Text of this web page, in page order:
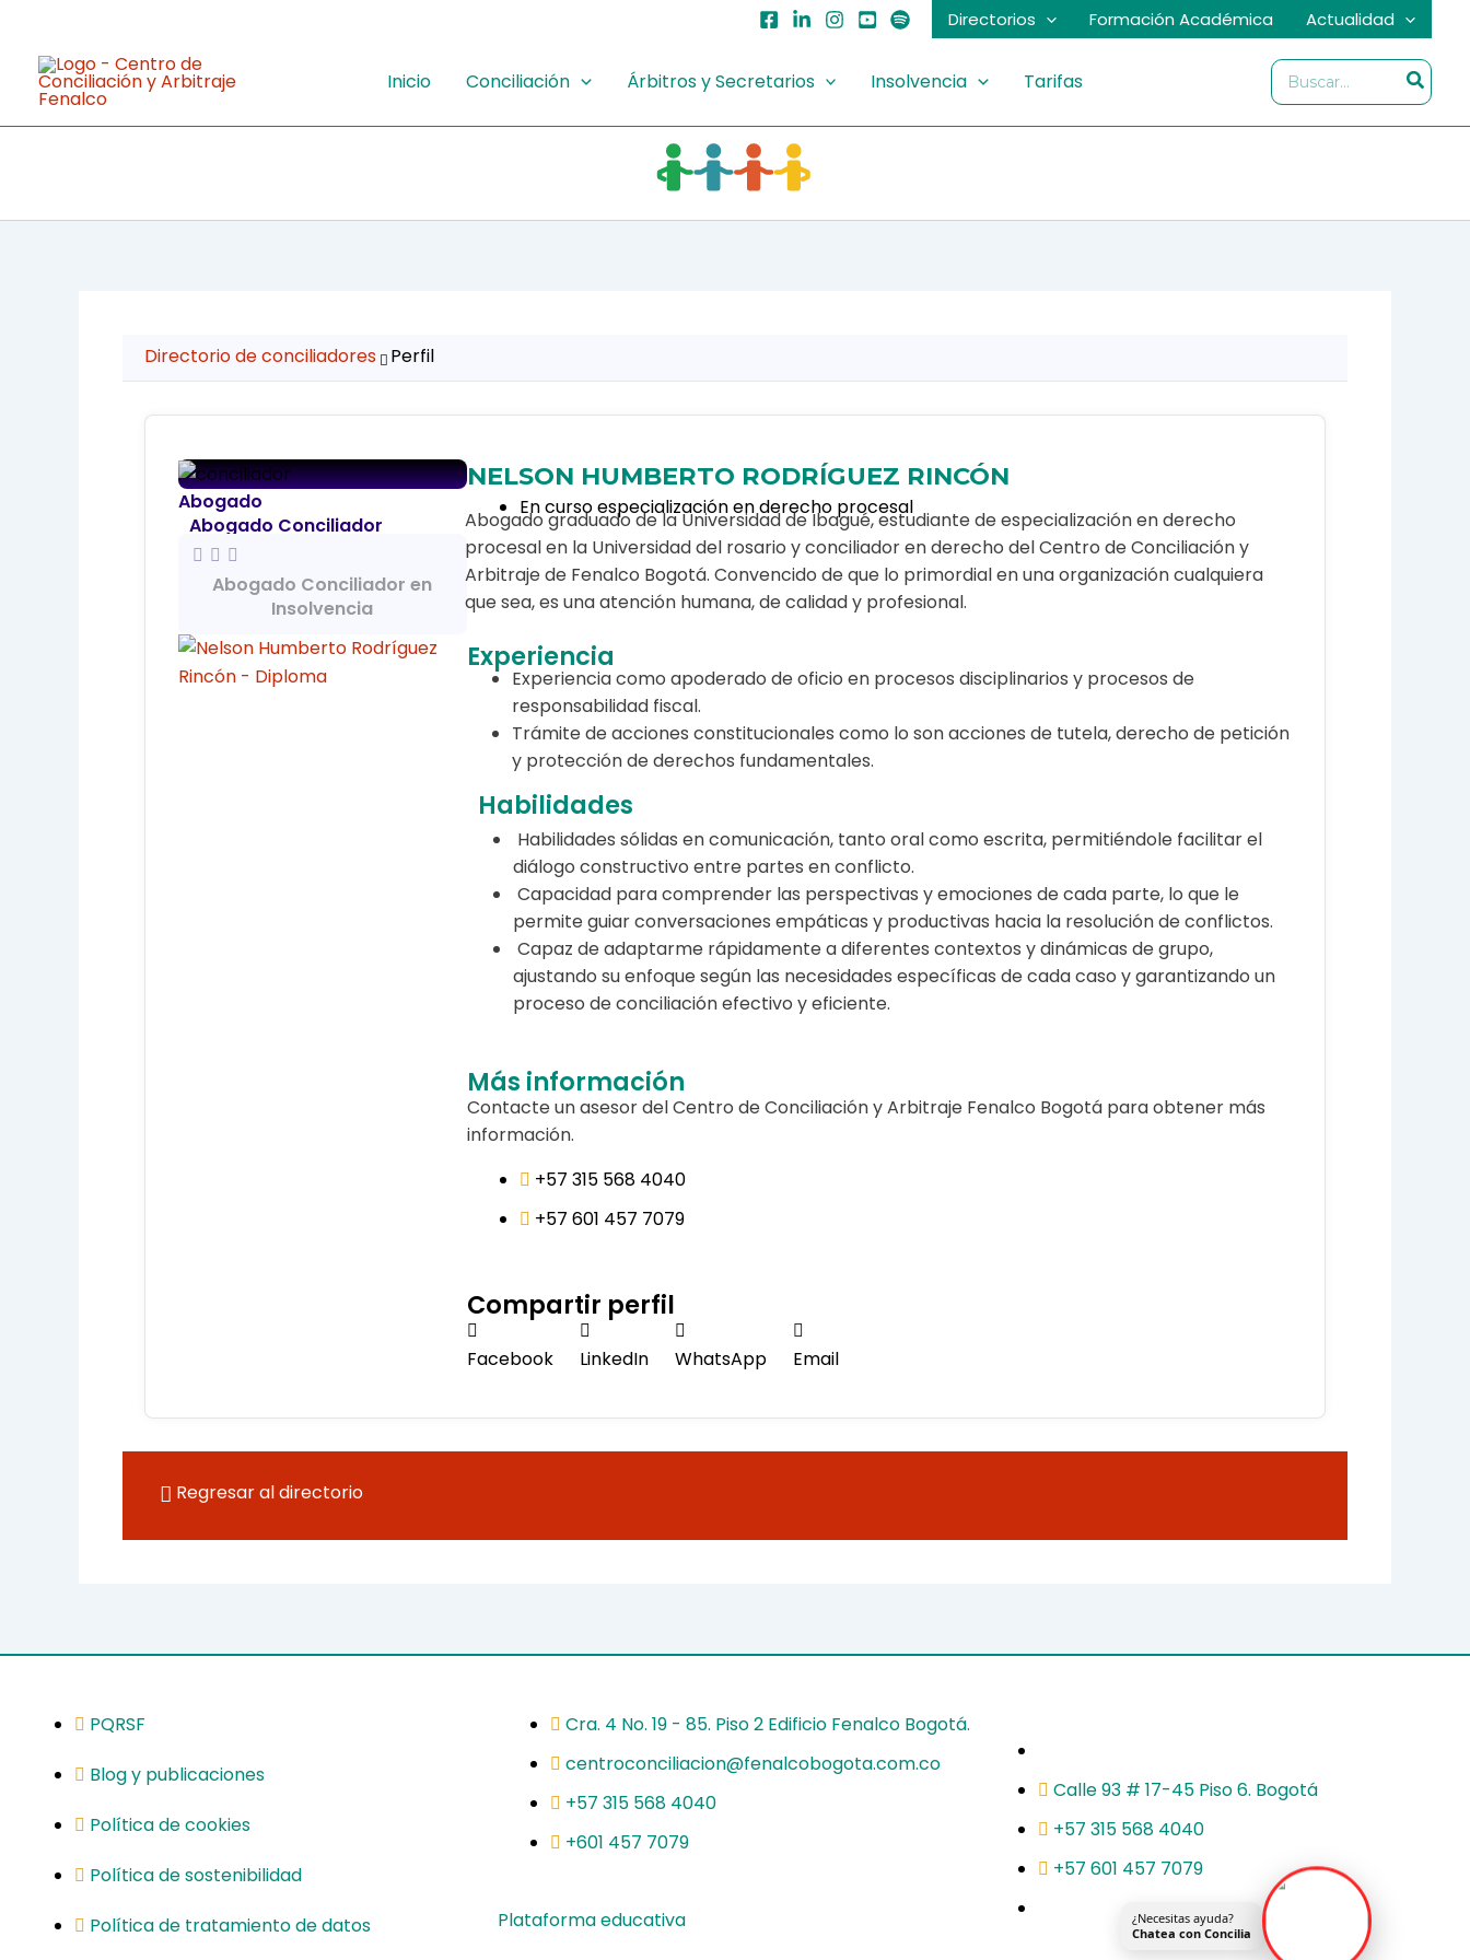
contenido
Directorios Formación Académica Actualidad
Inicio Conciliación Árbitros y Secretarios Insolvencia Tarifas
Buscar
por:
Directorio de conciliadores Perfil
Abogado
Abogado Conciliador
Abogado Conciliador en
Insolvencia
NELSON HUMBERTO RODRÍGUEZ RINCÓN
En curso especialización en derecho procesal
Abogado graduado de la Universidad de Ibagué, estudiante de especialización en derecho
procesal en la Universidad del rosario y conciliador en derecho del Centro de Conciliación y
Arbitraje de Fenalco Bogotá. Convencido de que lo primordial en una organización cualquiera
que sea, es una atención humana, de calidad y profesional.
Experiencia
Experiencia como apoderado de oficio en procesos disciplinarios y procesos de
responsabilidad fiscal.
Trámite de acciones constitucionales como lo son acciones de tutela, derecho de petición
y protección de derechos fundamentales.
Habilidades
Habilidades sólidas en comunicación, tanto oral como escrita, permitiéndole facilitar el
diálogo constructivo entre partes en conflicto.
Capacidad para comprender las perspectivas y emociones de cada parte, lo que le
permite guiar conversaciones empáticas y productivas hacia la resolución de conflictos.
Capaz de adaptarme rápidamente a diferentes contextos y dinámicas de grupo,
ajustando su enfoque según las necesidades específicas de cada caso y garantizando un
proceso de conciliación efectivo y eficiente.
Más información
Contacte un asesor del Centro de Conciliación y Arbitraje Fenalco Bogotá para obtener más
información.
+57 315 568 4040
+57 601 457 7079
Compartir perfil
Facebook LinkedIn WhatsApp Email
Regresar al directorio
PQRSF
Blog y publicaciones
Política de cookies
Política de sostenibilidad
Política de tratamiento de datos
Cra. 4 No. 19 - 85. Piso 2 Edificio Fenalco Bogotá.
centroconciliacion@fenalcobogota.com.co
+57 315 568 4040
+601 457 7079
Plataforma educativa
Calle 93 # 17-45 Piso 6. Bogotá
+57 315 568 4040
+57 601 457 7079
¿Necesitas ayuda?
Chatea con Concilia